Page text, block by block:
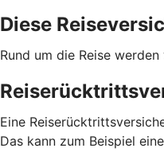
Diese
Rund um die Reise
Eine
Das kann zum Beispiel